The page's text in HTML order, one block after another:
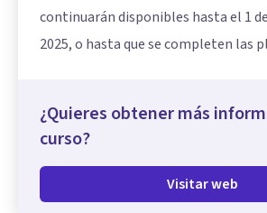
continuarán disponibles hasta el 1
2025, o hasta que se completen las
¿Quieres obtener más
curso?
Visitar web